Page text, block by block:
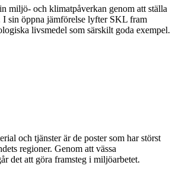
miljö- och klimatpåverkan genom att ställa
sin öppna jämförelse lyfter SKL fram
livsmedel som särskilt goda exempel.
och tjänster är de poster som har störst
regioner. Genom att vässa
det att göra framsteg i miljöarbetet.